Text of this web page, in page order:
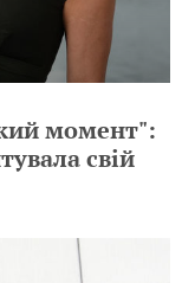
момент":
свій